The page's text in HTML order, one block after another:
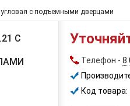
с подъемными дверцами
С
Телефон - 8
Код товара: